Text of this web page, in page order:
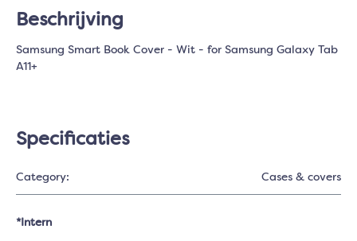
Beschrijving
Samsung Smart Book Cover - Wit - for Samsung Galaxy Tab
A11+
Specificaties
Category: Cases & covers
*Intern